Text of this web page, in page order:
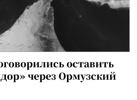
оставить
через Ормузский